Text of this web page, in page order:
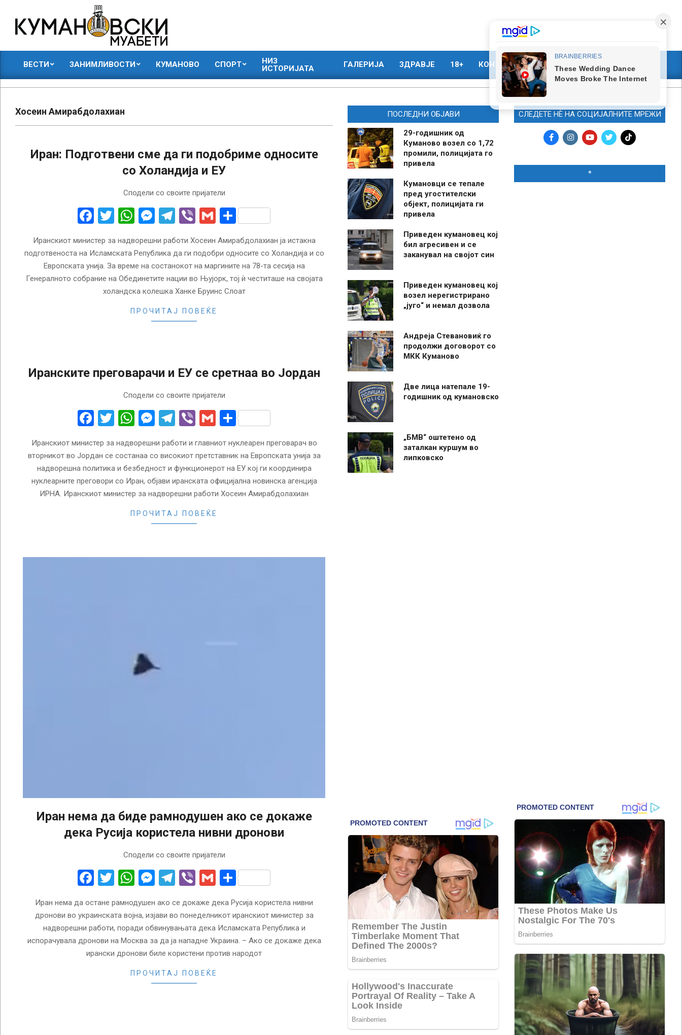
content
КУМАНОВСКИ
МУАБЕТИ
ВЕСТИ ЗАНИМЛИВОСТИ КУМАНОВО СПОРТ
НИЗ
ИСТОРИЈАТА
ГАЛЕРИЈА ЗДРАВЈЕ 18+ КОНТАКТ МАРКЕТИНГ
Хосеин Амирабдолахиан
Иран: Подготвени сме да ги подобриме односите
со Холандија и ЕУ
Сподели со своите пријатели
Facebook
Twitter
WhatsApp
Messenger
Telegram
ViberGmailShare
Иранскиот министер за надворешни работи Хосеин Амирабдолахиан ја истакна
подготвеноста на Исламската Република да ги подобри односите со Холандија и со
Европската унија. За време на состанокот на маргините на 78-та сесија на
Генералното собрание на Обединетите нации во Њујорк, тој ѝ честиташе на својата
холандска колешка Ханке Бруинс Слоат
ПРОЧИТАЈ ПОВЕЌЕ
Иранските преговарачи и ЕУ се сретнаа во Јордан
Сподели со своите пријатели
Facebook
Twitter
WhatsApp
Messenger
Telegram
ViberGmailShare
Иранскиот министер за надворешни работи и главниот нуклеарен преговарач во
вторникот во Јордан се состанаа со високиот претставник на Европската унија за
надворешна политика и безбедност и функционерот на ЕУ кој ги координира
нуклеарните преговори со Иран, објави иранската официјална новинска агенција
ИРНА. Иранскиот министер за надворешни работи Хосеин Амирабдолахиан
ПРОЧИТАЈ ПОВЕЌЕ
Иран нема да биде рамнодушен ако се докаже
дека Русија користела нивни дронови
Сподели со своите пријатели
Facebook
Twitter
WhatsApp
Messenger
Telegram
ViberGmailShare
Иран нема да остане рамнодушен ако се докаже дека Русија користела нивни
дронови во украинската војна, изјави во понеделникот иранскиот министер за
надворешни работи, поради обвинувањата дека Исламската Република и
испорачувала дронови на Москва за да ја нападне Украина. – Ако се докаже дека
ирански дронови биле користени против народот
ПРОЧИТАЈ ПОВЕЌЕ
ПОСЛЕДНИ ОБЈАВИ
29-годишник од
Куманово возел со 1,72
промили, полицијата го
привела
Кумановци се тепале
пред угостителски
објект, полицијата ги
привела
Приведен кумановец кој
бил агресивен и се
заканувал на својот син
Приведен кумановец кој
возел нерегистрирано
„југо“ и немал дозвола
Андреја Стевановиќ го
продолжи договорот со
МКК Куманово
Две лица натепале 19-
годишник од кумановско
„БМВ“ оштетено од
заталкан куршум во
липковско
СЛЕДЕТЕ НЀ НА СОЦИЈАЛНИТЕ МРЕЖИ
*